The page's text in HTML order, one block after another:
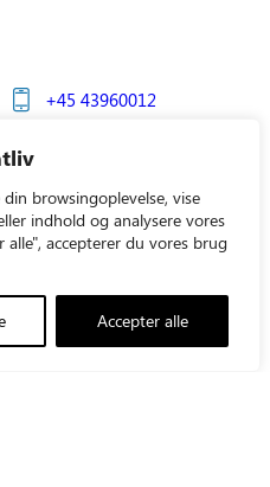
browsingoplevelse, vise
indhold og analysere vores
accepterer du vores brug
Accepter alle
+45 43960012
LinkedIn
Triolab Finland